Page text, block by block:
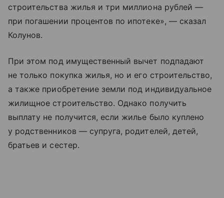
строительства жилья и три миллиона рублей —
при погашении процентов по ипотеке», — сказал
Колунов.
При этом под имущественный вычет подпадают
не только покупка жилья, но и его строительство,
а также приобретение земли под индивидуальное
жилищное строительство. Однако получить
выплату не получится, если жилье было куплено
у родственников — супруга, родителей, детей,
братьев и сестер.